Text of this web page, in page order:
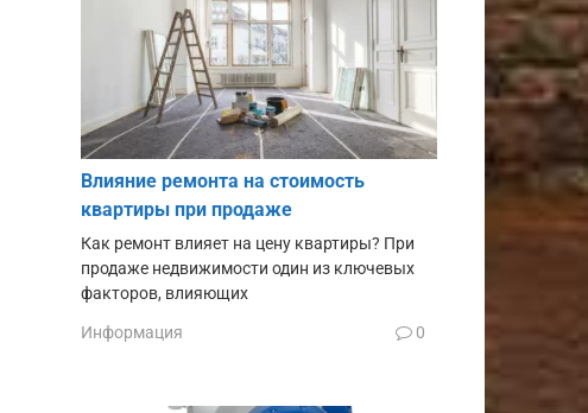
Влияние ремонта на стоимость
квартиры при продаже
Как ремонт влияет на цену квартиры? При
продаже недвижимости один из ключевых
факторов, влияющих
Информация 0